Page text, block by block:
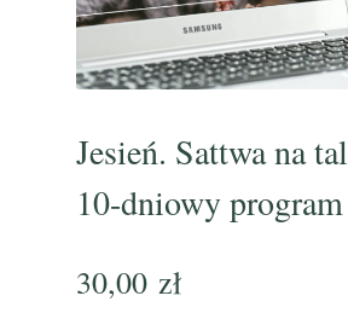
Jesień. Sattwa na
10-dniowy program
30,00 zł